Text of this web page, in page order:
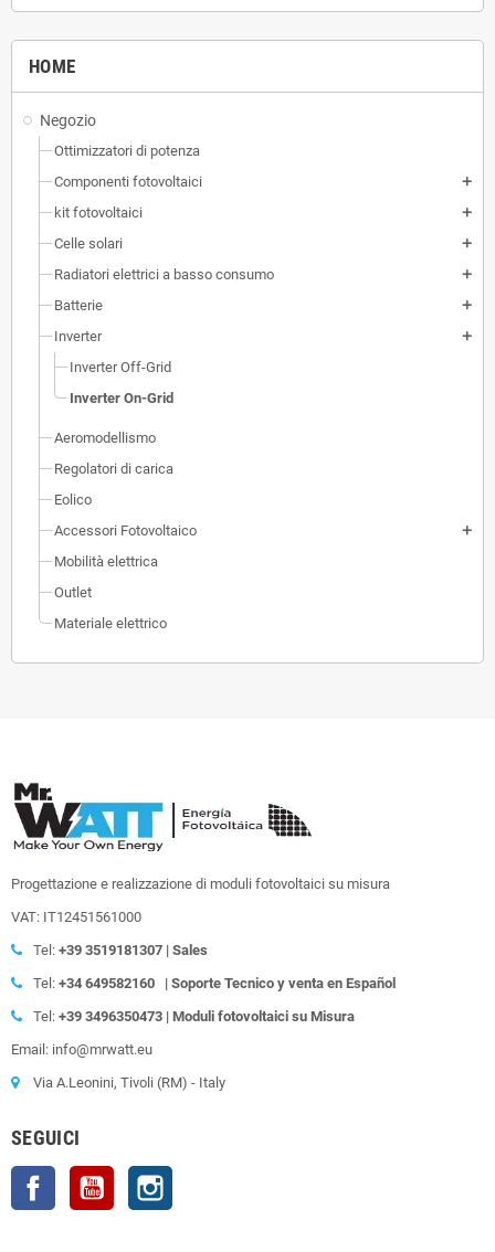
HOME
Negozio
Ottimizzatori di potenza
Componenti fotovoltaici
add
kit fotovoltaici add
Celle solari add
Radiatori elettrici a basso consumo add
Batterie add
Inverter add
Inverter Off-Grid
Inverter On-Grid
Aeromodellismo
Regolatori di carica
Eolico
Accessori Fotovoltaico
add
Mobilità elettrica
Outlet
Materiale elettrico
Progettazione e realizzazione di moduli fotovoltaici su misura
VAT: IT12451561000
Tel: +39 3519181307 | Sales
Tel: +34 649582160 | Soporte Tecnico y venta en Español
Tel: +39 3496350473 | Moduli fotovoltaici su Misura
Email: info@mrwatt.eu
Via A.Leonini, Tivoli (RM) - Italy
SEGUICI
Facebook YouTube